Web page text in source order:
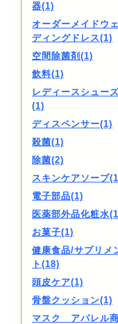
器(1)
オーダーメイドウェ
ディングドレス(1)
空間除菌剤(1)
飲料(1)
レディースシュー
(1)
ディスペンサー(1)
殺菌(1)
除菌(2)
スキンケアソープ
電子部品(1)
医薬部外品化粧水
お菓子(1)
健康食品/サプリメ
ト(18)
頭皮ケア(1)
骨盤クッション(1)
マスク アパレル商